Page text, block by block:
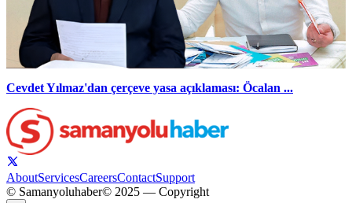
Cevdet Yılmaz'dan çerçeve yasa açıklaması: Öcalan ...
AboutServicesCareersContactSupport
© Samanyoluhaber© 2025 — Copyright